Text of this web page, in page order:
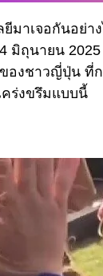
าเจอกันอย่า
มิถุนายน
งชาวญี่ปุ่น ที่ก
ร่งขรึมแบบนี้